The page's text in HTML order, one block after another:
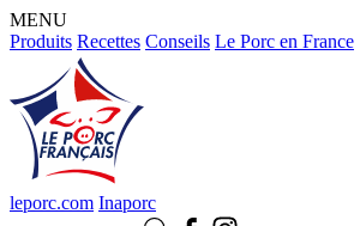
MENU
Produits Recettes Conseils Le Porc en France
leporc.com Inaporc